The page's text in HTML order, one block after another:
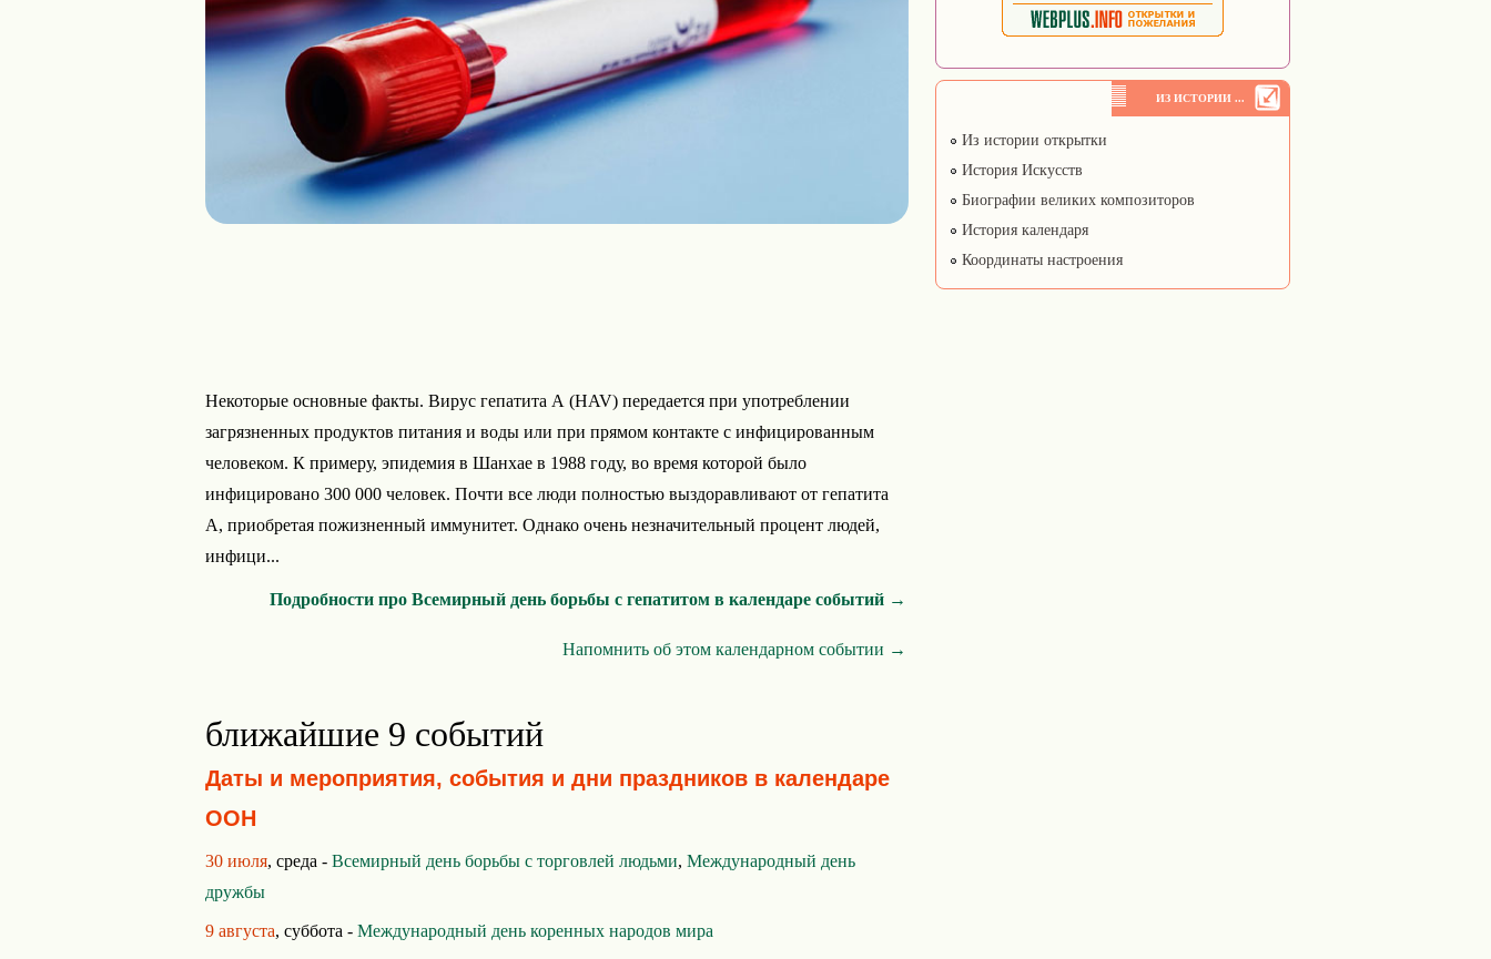
Некоторые основные факты. Вирус гепатита А (HAV) передается при употреблении
загрязненных продуктов питания и воды или при прямом контакте с инфицированным
человеком. К примеру, эпидемия в Шанхае в 1988 году, во время которой было
инфицировано 300 000 человек. Почти все люди полностью выздоравливают от гепатита
А, приобретая пожизненный иммунитет. Однако очень незначительный процент людей,
инфици...
Подробности про Всемирный день борьбы с гепатитом в календаре событий →
Напомнить об этом календарном событии →
ближайшие 9 событий
Даты и мероприятия, события и дни праздников в календаре
ООН
30 июля, среда - Всемирный день борьбы с торговлей людьми, Международный день
дружбы
9 августа, суббота - Международный день коренных народов мира
ИЗ ИСТОРИИ ...
Из истории открытки
История Искусств
Биографии великих композиторов
История календаря
Координаты настроения